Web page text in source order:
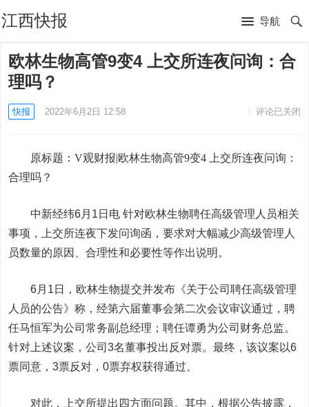
江西快报 导航
欧林生物高管9变4 上交所连夜问询：合
理吗？
快报 2022年6月2日 12:58 评论已关闭
原标题：V观财报|欧林生物高管9变4 上交所连夜问询：
合理吗？
中新经纬6月1日电 针对欧林生物聘任高级管理人员相关
事项，上交所连夜下发问询函，要求对大幅减少高级管理人
员数量的原因、合理性和必要性等作出说明。
6月1日，欧林生物提交并发布《关于公司聘任高级管理
人员的公告》称，经第六届董事会第二次会议审议通过，聘
任马恒军为公司常务副总经理；聘任谭勇为公司财务总监。
针对上述议案，公司3名董事投出反对票。最终，该议案以6
票同意，3票反对，0票弃权获得通过。
对此，上交所提出四方面问题。其中，根据公告披露，